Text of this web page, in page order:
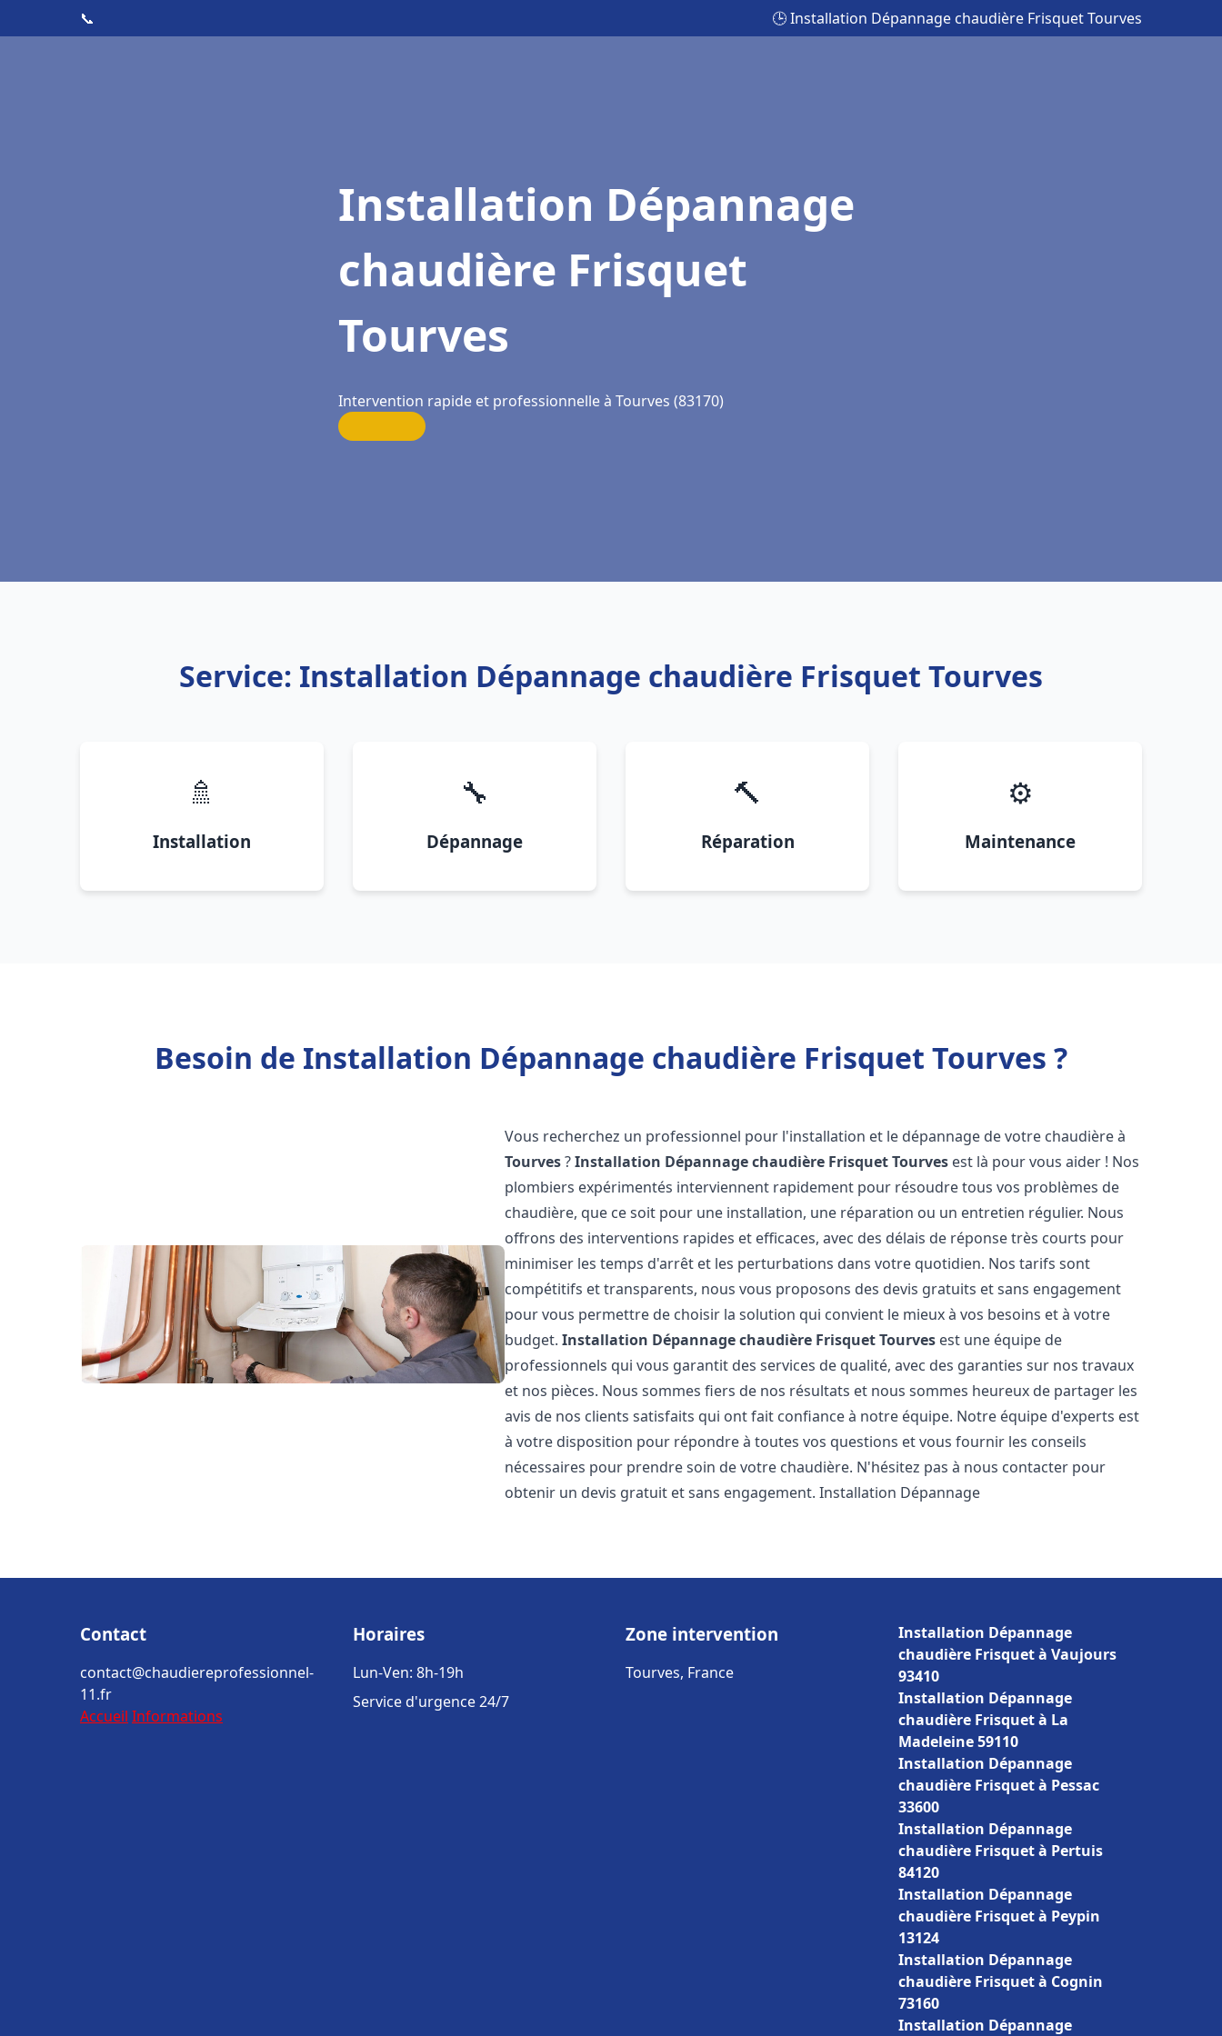
📞 🕒 Installation Dépannage chaudière Frisquet Tourves
Installation Dépannage
chaudière Frisquet
Tourves
Intervention rapide et professionnelle à Tourves (83170)
Service: Installation Dépannage chaudière Frisquet Tourves
🚿
Installation
🔧
Dépannage
🔨
Réparation
⚙️
Maintenance
Besoin de Installation Dépannage chaudière Frisquet Tourves ?
Vous recherchez un professionnel pour l'installation et le dépannage de votre chaudière à
Tourves?Installation Dépannage chaudière FrisquetTourves est là pour vous aider ! Nos
plombiers expérimentés interviennent rapidement pour résoudre tous vos problèmes de
chaudière, que ce soit pour une installation, une réparation ou un entretien régulier. Nous
offrons des interventions rapides et efficaces, avec des délais de réponse très courts pour
minimiser les temps d'arrêt et les perturbations dans votre quotidien. Nos tarifs sont
compétitifs et transparents, nous vous proposons des devis gratuits et sans engagement
pour vous permettre de choisir la solution qui convient le mieux à vos besoins et à votre
budget.Installation Dépannage chaudière FrisquetTourves est une équipe de
professionnels qui vous garantit des services de qualité, avec des garanties sur nos travaux
et nos pièces. Nous sommes fiers de nos résultats et nous sommes heureux de partager les
avis de nos clients satisfaits qui ont fait confiance à notre équipe. Notre équipe d'experts est
à votre disposition pour répondre à toutes vos questions et vous fournir les conseils
nécessaires pour prendre soin de votre chaudière. N'hésitez pas à nous contacter pour
obtenir un devis gratuit et sans engagement. Installation Dépannage
Contact
contact@chaudiereprofessionnel-
11.fr
Accueil Informations
Horaires
Lun-Ven: 8h-19h
Service d'urgence 24/7
Zone intervention
Tourves, France
Installation Dépannage
chaudière Frisquet à Vaujours
93410
Installation Dépannage
chaudière Frisquet à La
Madeleine 59110
Installation Dépannage
chaudière Frisquet à Pessac
33600
Installation Dépannage
chaudière Frisquet à Pertuis
84120
Installation Dépannage
chaudière Frisquet à Peypin
13124
Installation Dépannage
chaudière Frisquet à Cognin
73160
Installation Dépannage